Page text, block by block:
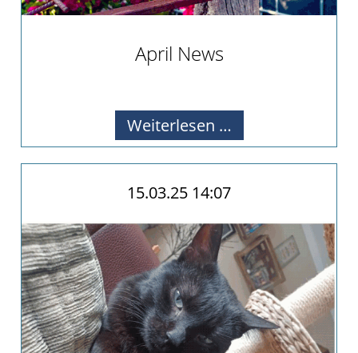
April News
Weiterlesen …April
News
15.03.25 14:07